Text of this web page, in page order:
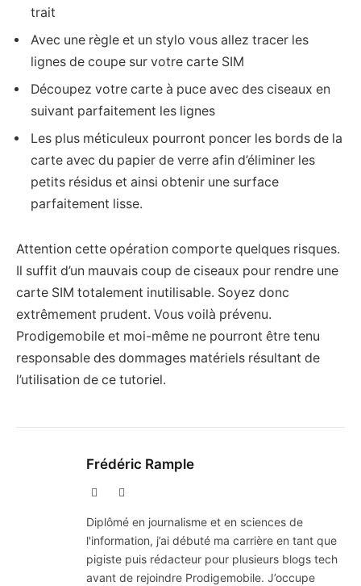
trait
Avec une règle et un stylo vous allez tracer les
lignes de coupe sur votre carte SIM
Découpez votre carte à puce avec des ciseaux en
suivant parfaitement les lignes
Les plus méticuleux pourront poncer les bords de la
carte avec du papier de verre afin d’éliminer les
petits résidus et ainsi obtenir une surface
parfaitement lisse.
Attention cette opération comporte quelques risques.
Il suffit d’un mauvais coup de ciseaux pour rendre une
carte SIM totalement inutilisable. Soyez donc
extrêmement prudent. Vous voilà prévenu.
Prodigemobile et moi-même ne pourront être tenu
responsable des dommages matériels résultant de
l’utilisation de ce tutoriel.
Frédéric Rample
Diplômé en journalisme et en sciences de
l'information, j’ai débuté ma carrière en tant que
pigiste puis rédacteur pour plusieurs blogs tech
avant de rejoindre Prodigemobile. J’occupe